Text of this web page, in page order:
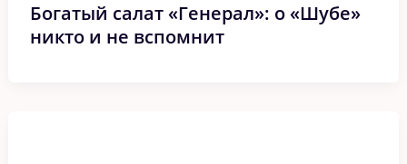
Богатый салат «Генерал»: о «Шубе»
никто и не вспомнит